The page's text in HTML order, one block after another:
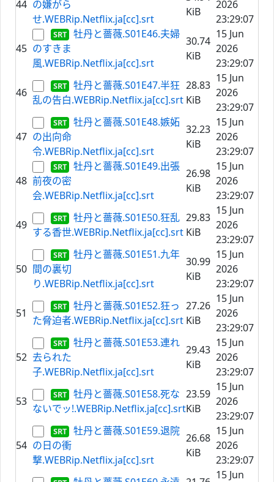
44 の嫌がら
せ.WEBRip.Netflix.ja[cc].srt
KiB
2026
23:29:07
45
牡丹と薔薇.S01E46.夫婦
のすきま
風.WEBRip.Netflix.ja[cc].srt
30.74
KiB
15 Jun
2026
23:29:07
46
牡丹と薔薇.S01E47.半狂
乱の告白.WEBRip.Netflix.ja[cc].srt
28.83
KiB
15 Jun
2026
23:29:07
47
牡丹と薔薇.S01E48.嫉妬
の出向命
令.WEBRip.Netflix.ja[cc].srt
32.23
KiB
15 Jun
2026
23:29:07
48
牡丹と薔薇.S01E49.出張
前夜の密
会.WEBRip.Netflix.ja[cc].srt
26.98
KiB
15 Jun
2026
23:29:07
49
牡丹と薔薇.S01E50.狂乱
する香世.WEBRip.Netflix.ja[cc].srt
29.83
KiB
15 Jun
2026
23:29:07
50
牡丹と薔薇.S01E51.九年
間の裏切
り.WEBRip.Netflix.ja[cc].srt
30.99
KiB
15 Jun
2026
23:29:07
51
牡丹と薔薇.S01E52.狂っ
た脅迫者.WEBRip.Netflix.ja[cc].srt
27.26
KiB
15 Jun
2026
23:29:07
52
牡丹と薔薇.S01E53.連れ
去られた
子.WEBRip.Netflix.ja[cc].srt
29.43
KiB
15 Jun
2026
23:29:07
53
牡丹と薔薇.S01E58.死な
ないでッ!.WEBRip.Netflix.ja[cc].srt
23.59
KiB
15 Jun
2026
23:29:07
54
牡丹と薔薇.S01E59.退院
の日の衝
撃.WEBRip.Netflix.ja[cc].srt
26.68
KiB
15 Jun
2026
23:29:07
15 Jun